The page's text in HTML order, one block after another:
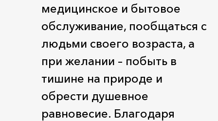
медицинское и бытовое
обслуживание, пообщаться с
людьми своего возраста, а
при желании – побыть в
тишине на природе и
обрести душевное
равновесие. Благодаря